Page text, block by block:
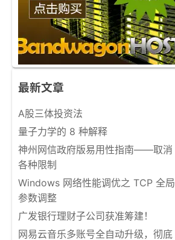
最新文章
A股三体投资法
量子力学的 8 种解释
神州网信政府版易用性指南——取消
各种限制
Windows 网络性能调优之 TCP 全局
参数调整
广发银行理财子公司获准筹建！
网易云音乐多账号全自动升级，彻底